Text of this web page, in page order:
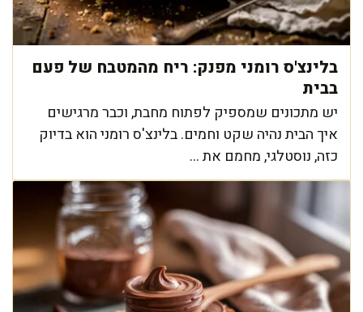
בלינצ'ס רומני מפנק: ריח מהמטבח של פעם
בבית
יש מתכונים שמספיק לפתוח מחבת, וכבר מרגישים
איך הבית נהיה שקט וחמים. בלינצ'ס רומני הוא בדיוק
כזה, נוסטלגי, מחמם את ...